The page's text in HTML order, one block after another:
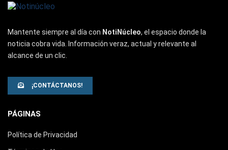
Mantente siempre al día con NotiNúcleo, el espacio donde la
noticia cobra vida. Información veraz, actual y relevante al
alcance de un clic.
¡CONTÁCTANOS!
PÁGINAS
Política de Privacidad